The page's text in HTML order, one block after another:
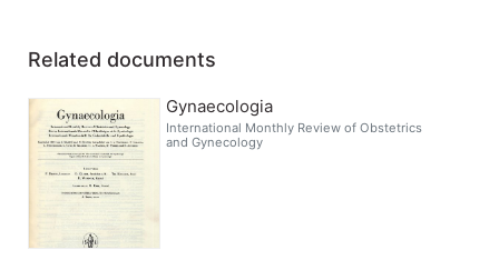
Related documents
Gynaecologia
International Monthly Review of Obstetrics
and Gynecology